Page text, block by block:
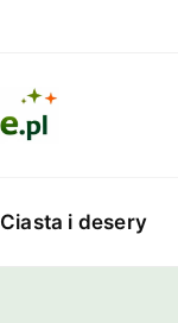
Ciasta i desery